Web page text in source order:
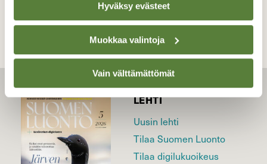
Hyväksy evästeet
Muokkaa valintoja
Vain välttämättömät
LEHTI
Uusin lehti
Tilaa Suomen Luonto
Tilaa digilukuoikeus